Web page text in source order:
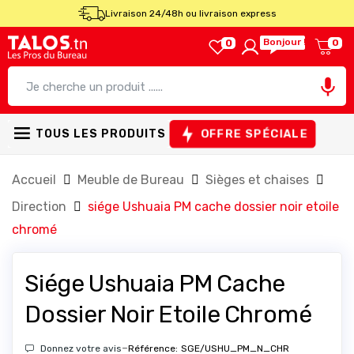
Livraison 24/48h ou livraison express
0 Bonjour ! 0

TOUS LES PRODUITS OFFRE SPÉCIALE
Accueil Meuble de Bureau
Sièges et chaises
Direction
siége Ushuaia PM cache dossier noir etoile
chromé
Siége Ushuaia PM Cache
Dossier Noir Etoile Chromé
Donnez votre avis-Référence: SGE/USHU_PM_N_CHR